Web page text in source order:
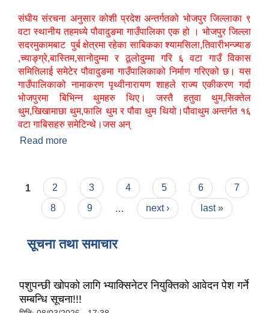
संघीय संरचना अनुसार कोशी प्रदेश अन्तर्गतको भोजपुर जिल्लाका ९
वटा स्थानीय तहमध्ये पौवादुङमा गाउँपालिका एक हो । भोजपुर जिल्ला
सदरमुकामबाट पुर्ब क्षेत्रमा रहेका साबिकका श्यामसिला,तिवारीभन्ज्याङ
,च्याङ्ग्रे,बास्तिम,सानोदुम्मा र ठूलोदुम्मा गरि ६ वटा गाउँ विकास
समितिलाई समेटेर पौवादुङमा गाउँपालिकाको निर्माण गरिएको छ। यस
गाउँपालिकाको नामाकरण पृथ्वीनारायण शाहले राज्य एकीकरण गर्दा
भोजपुरमा बिभिन्न थुमहरु थिए। जस्तै हतुवा थुम,सिक्तेल
थुम,खिखामाछा थुम,फालि थुम र पौवा थुम थियो।पौवाथुम अन्तर्गत १६
वटा गाबिसहरु समेटिन्थे।जस अन्
Read more
Pages
1 2 3 4 5 6
7
8
9 next › last »
सूचना तथा समाचार
पशुपन्छी खोपको लागि भ्याक्सिनेटर नियुक्तिको आवेदन पेश गर्ने
सम्बन्धि सूचना!!!